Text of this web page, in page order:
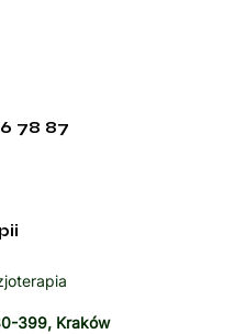
78 87
399, Kraków